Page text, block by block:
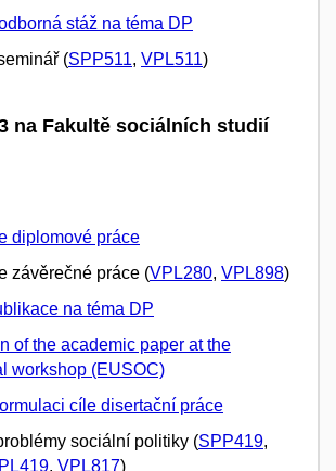
stáž na téma DP
(SPP511, VPL511)
na Fakultě sociálních studií
diplomové práce
závěrečné práce (VPL280, VPL898)
na téma DP
of the academic paper at the
workshop (EUSOC)
cíle disertační práce
sociální politiky (SPP419,
, VPL817)